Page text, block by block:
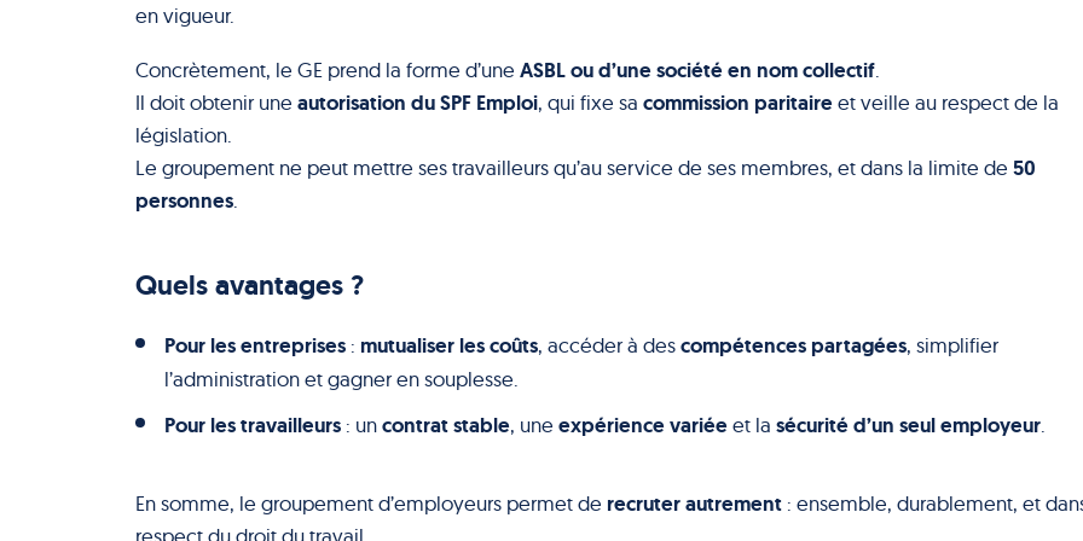
en vigueur.
Concrètement, le GE prend la forme d’une ASBL ou d’une société en nom collectif
Il doit obtenir une autorisation du SPF Emploi, qui fixe sa commission paritaireet veille au respect de la
législation.
Le groupement ne peut mettre ses travailleurs qu’au service de ses membres, et dans la limite de 50
personnes
Quels avantages ?
Pour les entreprises : mutualiser les coûts, accéder à descompétences partagées, simplifier
l’administration et gagner en souplesse.
Pour les travailleurs : uncontrat stable, une expérience variéeet la sécurité d’un seul employeur.
En somme, le groupement d’employeurs permet de recruter autrement : ensemble, durablement, et